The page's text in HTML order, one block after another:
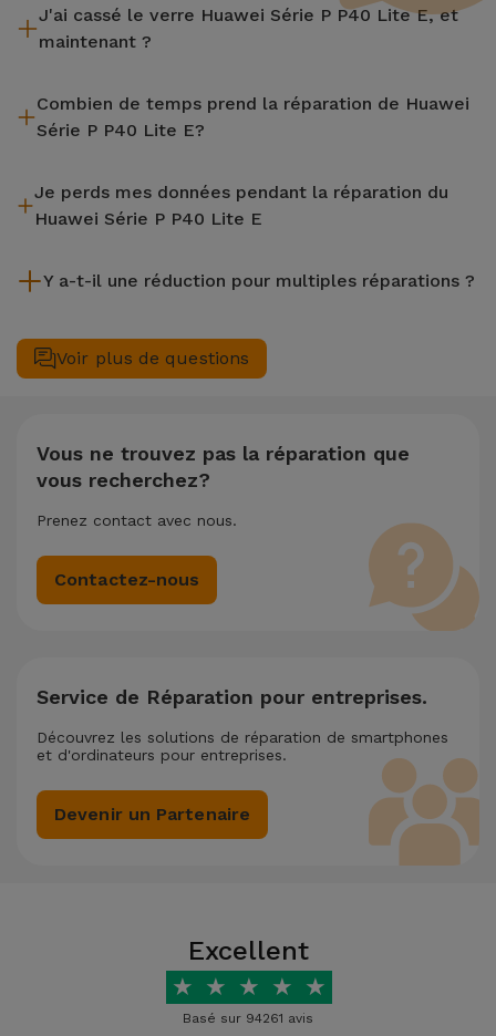
J'ai cassé le verre Huawei Série P P40 Lite E, et
maintenant ?
de 2 ans. Trouvez le magasin le plus proche.
Combien de temps prend la réparation de Huawei
Série P P40 Lite E?
l'écran, sont effectuées en environ 20 à 30 minutes.
Je perds mes données pendant la réparation du
Huawei Série P P40 Lite E
il est toujours recommandé de faire une sauvegarde. La page
des fichiers.
Y a-t-il une réduction pour multiples réparations ?
complète de votre équipement. Si votre Huawei Série P P40
Lite E nécessite deux ou plusieurs interventions techniques
Voir plus de questions
Vous ne trouvez pas la réparation que
vous recherchez?
Prenez contact avec nous.
Contactez-nous
Service de Réparation pour entreprises.
Découvrez les solutions de réparation de smartphones
et d'ordinateurs pour entreprises.
Devenir un Partenaire
Excellent
★ ★ ★ ★ ★
Basé sur 94261 avis